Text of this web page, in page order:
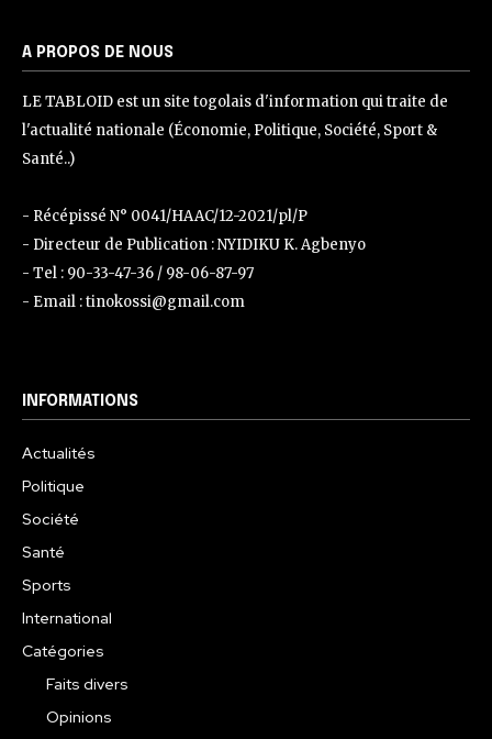
A PROPOS DE NOUS
LE TABLOID est un site togolais d'information qui traite de
l'actualité nationale (Économie, Politique, Société, Sport &
Santé..)
- Récépissé N° 0041/HAAC/12-2021/pl/P
- Directeur de Publication : NYIDIKU K. Agbenyo
- Tel : 90-33-47-36 / 98-06-87-97
- Email : tinokossi@gmail.com
INFORMATIONS
Actualités
Politique
Société
Santé
Sports
International
Catégories
Faits divers
Opinions